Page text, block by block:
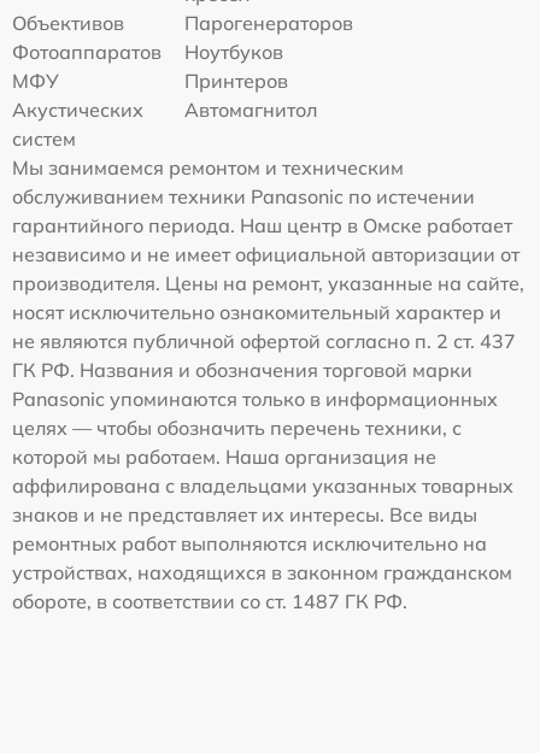
Объективов
Парогенераторов
Фотоаппаратов
Ноутбуков
МФУ
Принтеров
Акустических
систем
Автомагнитол
Мы занимаемся ремонтом и техническим
обслуживанием техники Panasonic по истечении
гарантийного периода. Наш центр в Омске работает
независимо и не имеет официальной авторизации от
производителя. Цены на ремонт, указанные на сайте,
носят исключительно ознакомительный характер и
не являются публичной офертой согласно п. 2 ст. 437
ГК РФ. Названия и обозначения торговой марки
Panasonic упоминаются только в информационных
целях — чтобы обозначить перечень техники, с
которой мы работаем. Наша организация не
аффилирована с владельцами указанных товарных
знаков и не представляет их интересы. Все виды
ремонтных работ выполняются исключительно на
устройствах, находящихся в законном гражданском
обороте, в соответствии со ст. 1487 ГК РФ.